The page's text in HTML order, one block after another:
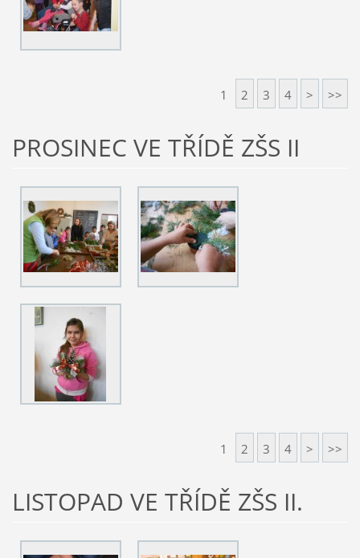
1 2 3 4 > >>
PROSINEC VE TŘÍDĚ ZŠS II
1 2 3 4 > >>
LISTOPAD VE TŘÍDĚ ZŠS II.